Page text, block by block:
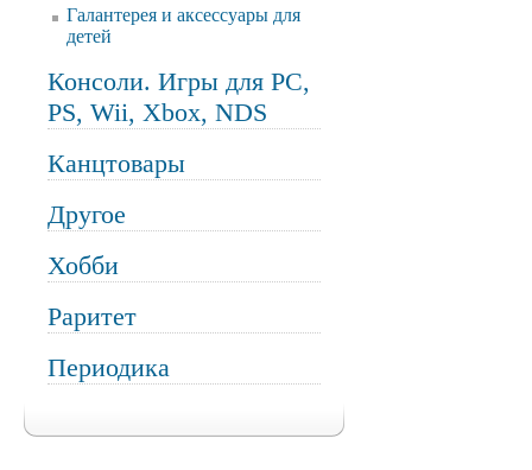
Галантерея и аксессуары для
детей
Консоли. Игры для PC,
PS, Wii, Xbox, NDS
Канцтовары
Другое
Хобби
Раритет
Периодика